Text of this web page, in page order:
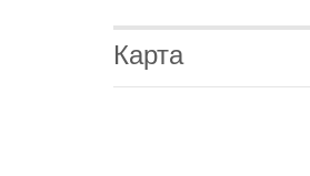
Карта